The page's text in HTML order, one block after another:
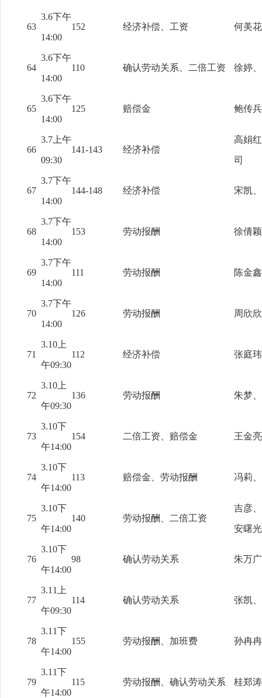
63
3.6下午
14:00
152 经济补偿、工资 何美
64
3.6下午
14:00
110 确认劳动关系、二倍工资 徐婷
65
3.6下午
14:00
125 赔偿金 鲍传
66
3.7上午
09:30
141-143 经济补偿
高娟
司
67
3.7下午
14:00
144-148 经济补偿 宋凯
68
3.7下午
14:00
153 劳动报酬 徐倩
69
3.7下午
14:00
111 劳动报酬 陈金
70
3.7下午
14:00
126 劳动报酬 周欣
71
3.10上
午09:30
112 经济补偿 张庭
72
3.10上
午09:30
136 劳动报酬 朱梦
73
3.10下
午14:00
154 二倍工资、赔偿金 王金
74
3.10下
午14:00
113 赔偿金、劳动报酬 冯莉
75
3.10下
午14:00
140 劳动报酬、二倍工资
吉彦
安曙
76
3.10下
午14:00
98 确认劳动关系 朱万
77
3.11上
午09:30
114 确认劳动关系 张凯
78
3.11下
午14:00
155 劳动报酬、加班费 孙冉
79
3.11下
午14:00
115 劳动报酬、确认劳动关系 桂郑